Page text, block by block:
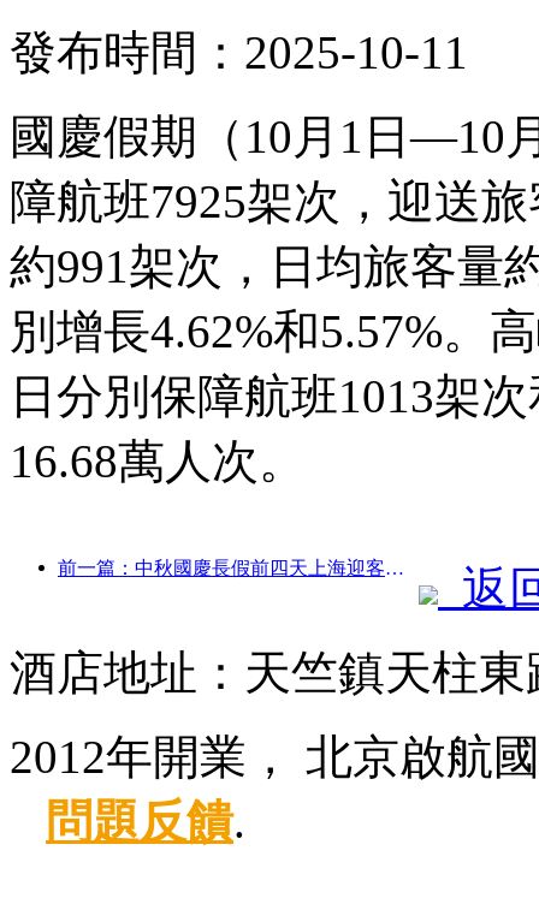
發布時間：2025-10-11
國慶假期（10月1日—10
障航班7925架次，迎送
約991架次，日均旅客量
別增長4.62%和5.57%。
日分別保障航班1013架
16.68萬人次。
前一篇：中秋國慶長假前四天上海迎客逾1511萬人次，同比增長超兩成
返
酒店地址：天竺鎮天柱東
2012年開業， 北京啟航
問題反饋.